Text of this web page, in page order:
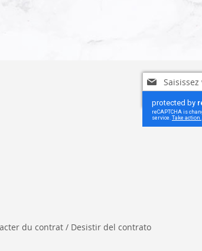
Inscription
à
notre
lettre
d’information
du contrat / Desistir del contrato